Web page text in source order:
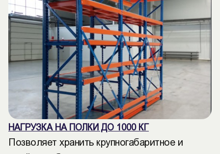
НАГРУЗКА НА ПОЛКИ ДО 1000 КГ
Позволяет хранить крупногабаритное и